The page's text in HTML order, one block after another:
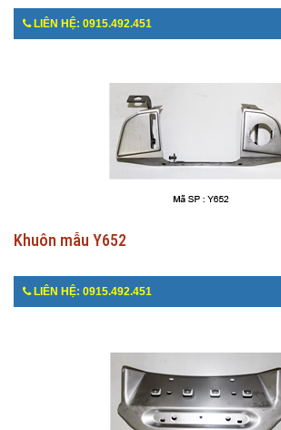
LIÊN HỆ: 0915.492.451
Khuôn mẫu Y652
LIÊN HỆ: 0915.492.451